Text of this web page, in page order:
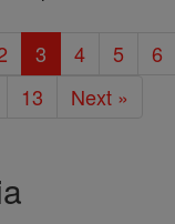
3 4 5 6
13 Next »